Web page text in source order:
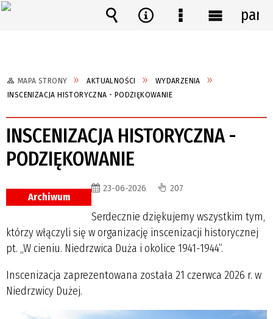
MAPA STRONY AKTUALNOŚCI
WYDARZENIA
INSCENIZACJA HISTORYCZNA - PODZIĘKOWANIE
INSCENIZACJA HISTORYCZNA -
PODZIĘKOWANIE
Archiwum
23-06-2026 207
Serdecznie dziękujemy wszystkim tym,
którzy włączyli się w organizację inscenizacji historycznej
pt. „W cieniu. Niedrzwica Duża i okolice 1941-1944”.
Inscenizacja zaprezentowana została 21 czerwca 2026 r. w
Niedrzwicy Dużej.